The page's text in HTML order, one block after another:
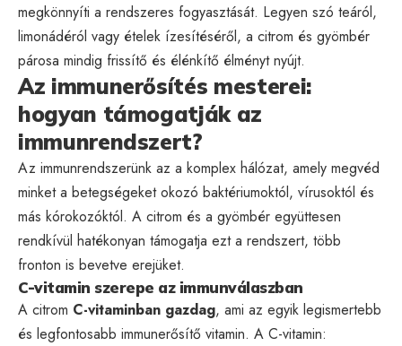
megkönnyíti a rendszeres fogyasztását. Legyen szó teáról,
limonádéról vagy ételek ízesítéséről, a citrom és gyömbér
párosa mindig frissítő és élénkítő élményt nyújt.
Az immunerősítés mesterei:
hogyan támogatják az
immunrendszert?
Az immunrendszerünk az a komplex hálózat, amely megvéd
minket a betegségeket okozó baktériumoktól, vírusoktól és
más kórokozóktól. A citrom és a gyömbér együttesen
rendkívül hatékonyan támogatja ezt a rendszert, több
fronton is bevetve erejüket.
C-vitamin szerepe az immunválaszban
A citrom C-vitaminban gazdag, ami az egyik legismertebb
és legfontosabb immunerősítő vitamin. A C-vitamin: